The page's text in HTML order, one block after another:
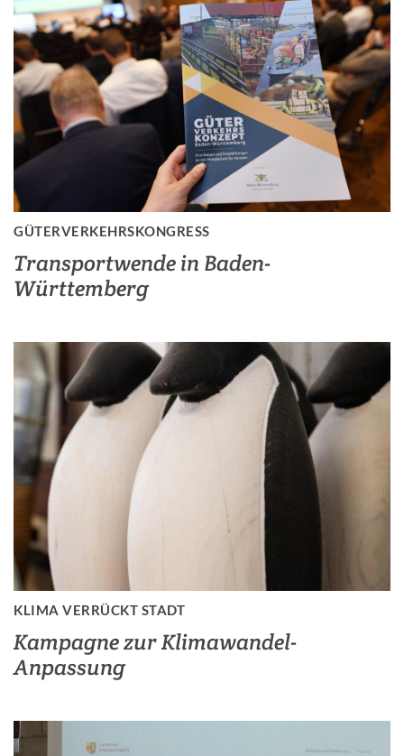
GÜTERVERKEHRSKONGRESS
Transportwende in Baden-
Württemberg
KLIMA VERRÜCKT STADT
Kampagne zur Klimawandel-
Anpassung